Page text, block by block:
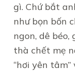
gì. Chứ bắt
như bọn bốn
ngon, dê
thà chết mẹ
“hơi yên